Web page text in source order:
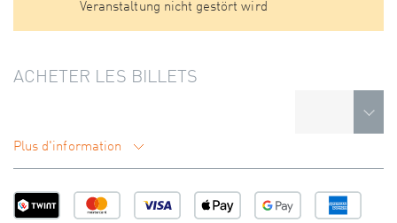
Veranstaltung nicht gestört wird
ACHETER LES BILLETS
Plus d'information